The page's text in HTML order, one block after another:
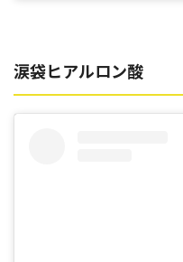
涙袋ヒアルロン酸